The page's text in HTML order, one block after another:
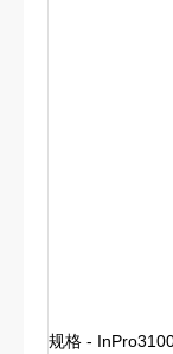
规格 -